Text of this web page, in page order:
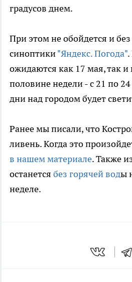
градусов днем.
При этом не обойдется и
синоптики"Яндекс. Погода"
ожидаются как 17 мая, так и
половине недели - с 21 по
дни над городом будет
Ранее мы писали, что
ливень. Когда это
в нашем материале. Также
останется без горячей воды
неделе.